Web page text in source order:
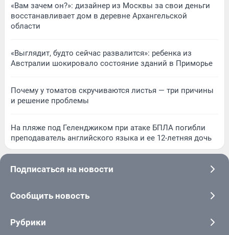
«Вам зачем он?»: дизайнер из Москвы за свои деньги
восстанавливает дом в деревне Архангельской
области
«Выглядит, будто сейчас развалится»: ребенка из
Австралии шокировало состояние зданий в Приморье
Почему у томатов скручиваются листья — три причины
и решение проблемы
На пляже под Геленджиком при атаке БПЛА погибли
преподаватель английского языка и ее 12-летняя дочь
Подписаться на новости
Сообщить новость
Рубрики